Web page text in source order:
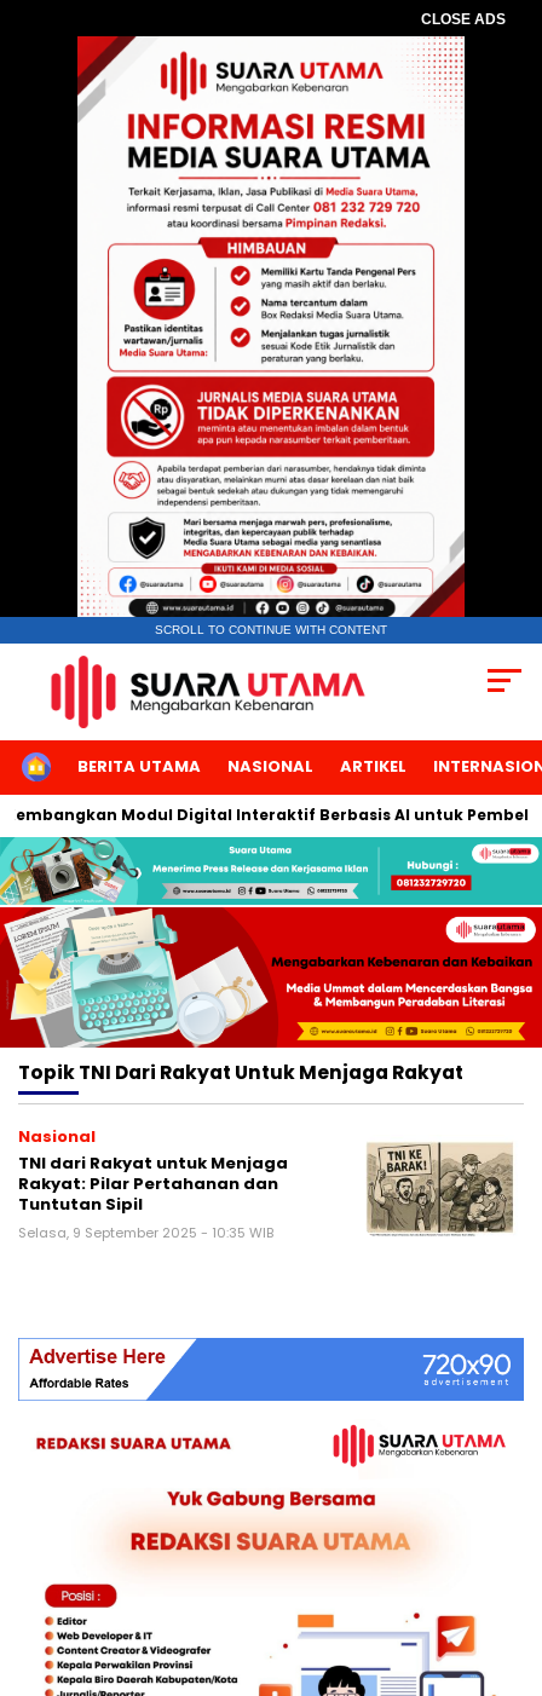
CLOSE ADS
SCROLL TO CONTINUE WITH CONTENT
HOMEBERITA UTAMA NASIONAL ARTIKEL
Modul Digital Interaktif Berbasis AI untuk
TopikTNI Dari Rakyat Untuk Menjaga Rakyat
Nasional
TNI dari Rakyat untuk Menjaga
Rakyat: Pilar Pertahanan dan
Tuntutan Sipil
Selasa, 9 September 2025 - 10:35 WIB